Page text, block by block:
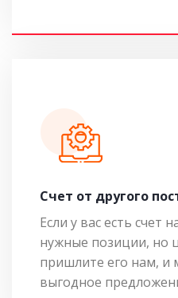
Cчет от другого
Если у вас есть счет
нужные позиции, но
пришлите его нам, и
выгодное